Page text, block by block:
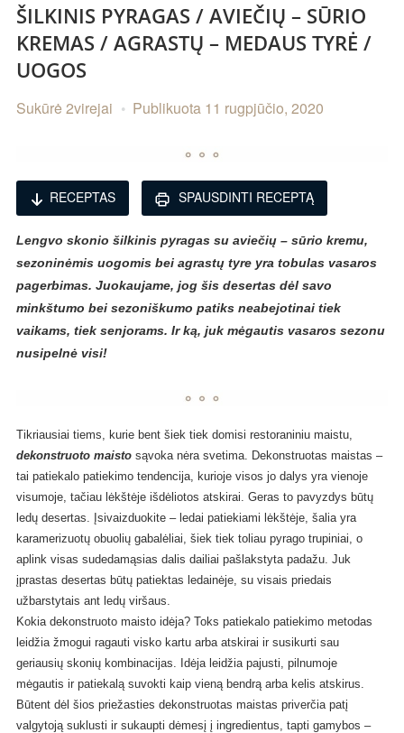
ŠILKINIS PYRAGAS / AVIEČIŲ – SŪRIO
KREMAS / AGRASTŲ – MEDAUS TYRĖ /
UOGOS
Sukūrė 2virejai Publikuota 11 rugpjūčio, 2020
RECEPTAS SPAUSDINTI RECEPTĄ
Lengvo skonio šilkinis pyragas su aviečių – sūrio kremu,
sezoninėmis uogomis bei agrastų tyre yra tobulas vasaros
pagerbimas. Juokaujame, jog šis desertas dėl savo
minkštumo bei sezoniškumo patiks neabejotinai tiek
vaikams, tiek senjorams. Ir ką, juk mėgautis vasaros sezonu
nusipelnė visi!
Tikriausiai tiems, kurie bent šiek tiek domisi restoraniniu maistu,
dekonstruoto maistosąvoka nėra svetima. Dekonstruotas maistas –
tai patiekalo patiekimo tendencija, kurioje visos jo dalys yra vienoje
visumoje, tačiau lėkštėje išdėliotos atskirai. Geras to pavyzdys būtų
ledų desertas. Įsivaizduokite – ledai patiekiami lėkštėje, šalia yra
karamerizuotų obuolių gabalėliai, šiek tiek toliau pyrago trupiniai, o
aplink visas sudedamąsias dalis dailiai pašlakstyta padažu. Juk
įprastas desertas būtų patiektas ledainėje, su visais priedais
užbarstytais ant ledų viršaus.
Kokia dekonstruoto maisto idėja? Toks patiekalo patiekimo metodas
leidžia žmogui ragauti visko kartu arba atskirai ir susikurti sau
geriausių skonių kombinacijas. Idėja leidžia pajusti, pilnumoje
mėgautis ir patiekalą suvokti kaip vieną bendrą arba kelis atskirus.
Būtent dėl šios priežasties dekonstruotas maistas priverčia patį
valgytoją suklusti ir sukaupti dėmesį į ingredientus, tapti gamybos –